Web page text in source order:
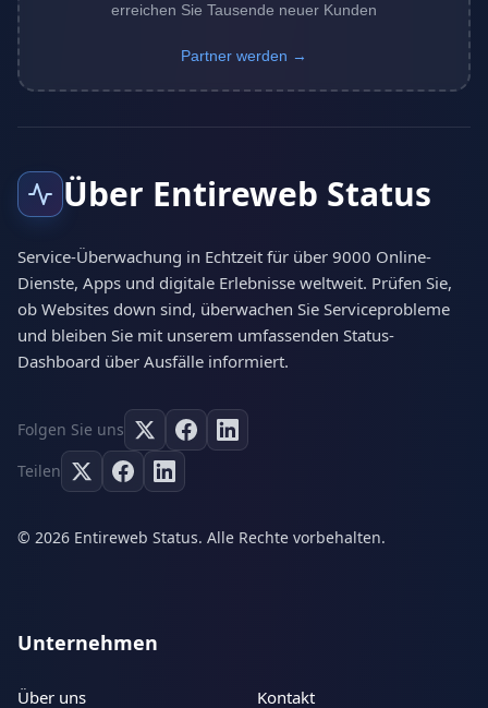
erreichen Sie Tausende neuer Kunden
Partner werden →
Über Entireweb Status
Service-Überwachung in Echtzeit für über 9000 Online-
Dienste, Apps und digitale Erlebnisse weltweit. Prüfen Sie,
ob Websites down sind, überwachen Sie Serviceprobleme
und bleiben Sie mit unserem umfassenden Status-
Dashboard über Ausfälle informiert.
Folgen Sie uns
Teilen
© 2026 Entireweb Status. Alle Rechte vorbehalten.
Unternehmen
Über uns Kontakt